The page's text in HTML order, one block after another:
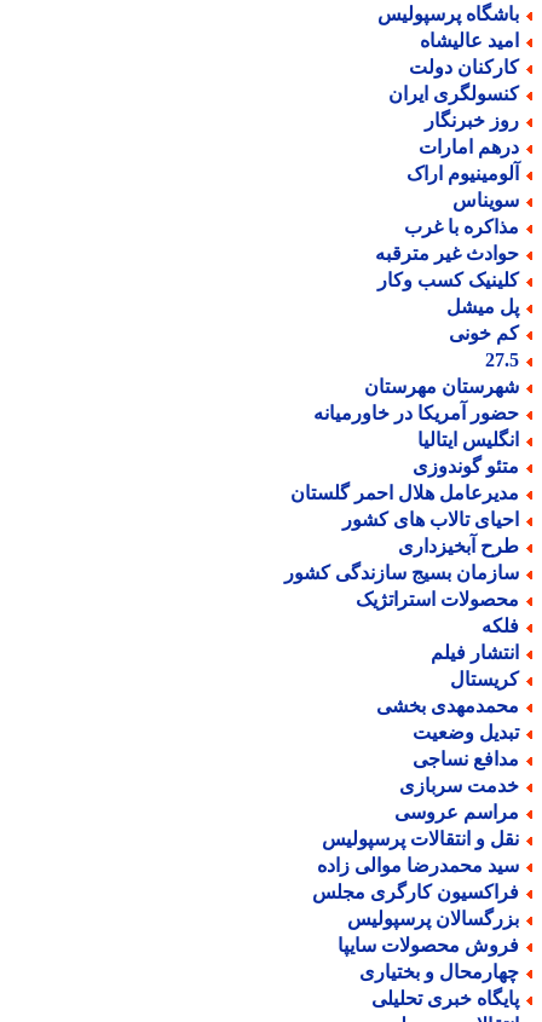
پرسپولیس
عالیشاه
دولت
ایران
خبرنگار
امارات
اراک
با غرب
غیر مترقبه
کسب وکار
میشل
خونی
مهرستان
آمریکا در خاورمیانه
ایتالیا
گوندوزی
هلال احمر گلستان
تالاب های کشور
آبخیزداری
بسیج سازندگی کشور
استراتژیک
فیلم
بخشی
وضعیت
نساجی
سربازی
عروسی
و انتقالات پرسپولیس
محمدرضا موالی زاده
کارگری مجلس
پرسپولیس
محصولات سایپا
و بختیاری
خبری تحلیلی